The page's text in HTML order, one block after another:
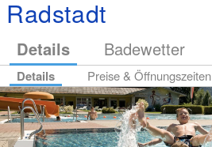
Radstadt
Details Badewetter
Details Preise & Öffnungszeiten